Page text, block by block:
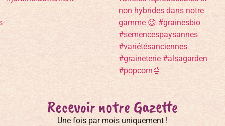
Recevoir notre Gazette
Une fois par mois uniquement !